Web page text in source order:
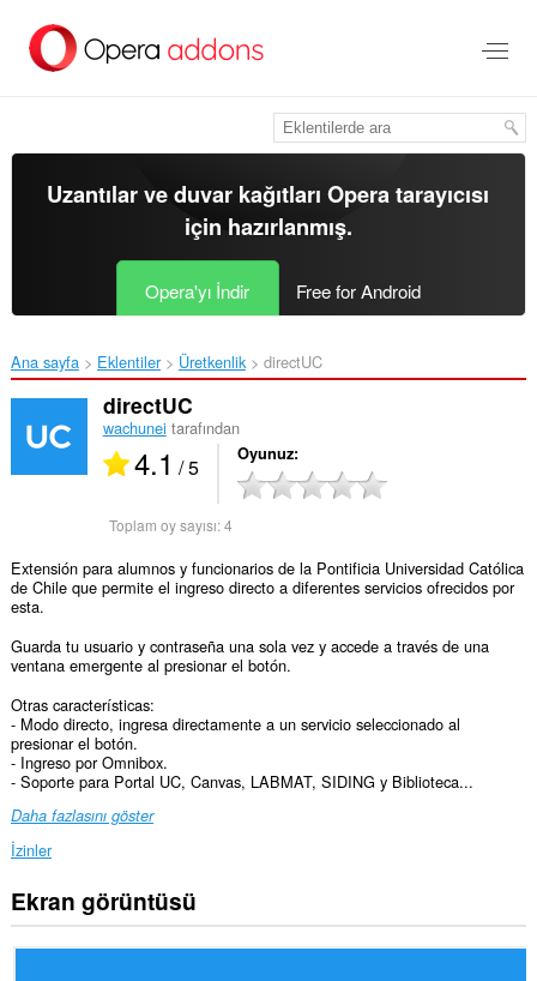
içeriğe
Uzantılar ve duvar kağıtlarıOpera tarayıcısı
için hazırlanmış.
Opera'yı İndir Free for Android
Ana sayfa Eklentiler Üretkenlik directUC‎
directUC
wachunei tarafından
4.1 / 5 Oyunuz
Toplam oy sayısı:4
Extensión para alumnos y funcionarios de la Pontificia Universidad Católica
de Chile que permite el ingreso directo a diferentes servicios ofrecidos por
esta.
Guarda tu usuario y contraseña una sola vez y accede a través de una
ventana emergente al presionar el botón.
Otras características:
- Modo directo, ingresa directamente a un servicio seleccionado al
presionar el botón.
- Ingreso por Omnibox.
- Soporte para Portal UC, Canvas, LABMAT, SIDING y Biblioteca...
Daha fazlasını göster
İzinler
Bu
eklenti,
Ekran görüntüsü